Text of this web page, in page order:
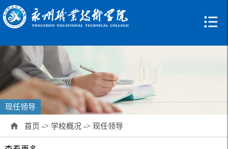
现任领导
首页 -> 学校概况 -> 现任领导